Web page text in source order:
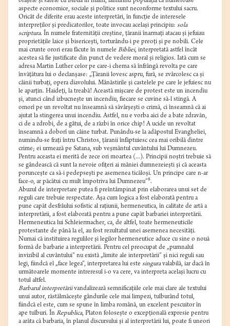
aspecte economice, sociale şi politice sunt neconforme textului sacru.
Oricât de diferite erau aceste interpretări, în funcţie de interesele
interpreţilor şi predicatorilor, toate invocau acelaşi principiu: sola
scriptura. În numele fraternităţii creştine, ţăranii înarmaţi atacau şi jefuiau
proprietăţile laice şi bisericeşti, torturându-i pe preoţi şi pe nobili. Cele
mai crunte orori erau făcute în numele Bibliei, interpretată astfel încât
acestea să fie justificate din punct de vedere moral şi religios. Iată cum se
adresa Martin Luther celor pe care-i chema să înfrângă revolta pe care
învăţătura lui o declanşase: „Ţăranii lovesc aspru, fură, se zvârcolesc ca şi
câinii turbaţi, opera diavolului. Mânăstirile şi castelele pe care le jefuiesc nu
le aparţin. Haideţi, la treabă! Această mişcare de protest este un incendiu
şi, atunci când izbucneşte un incendiu, fiecare se cuvine să-l stingă. A
omorî pe un revoltat nu înseamnă să săvârşeşti o crimă, ci înseamnă că ai
ajutat la stingerea unui incendiu. Astfel, nu e vorba aici de a bate zdravăn,
ci de a zdrobi, de a gâtui, de a răzbi în orice chip! A ucide un revoltat
înseamnă a doborî un câine turbat. Punându-se la adăpostul Evangheliei,
numindu-se fraţi întru Christos, ţăranii înfăptuiesc cea mai oribilă dintre
crime; ei urmează pe Satana, sub veşmântul cuvântului lui Dumnezeu.
Pentru aceasta ei merită de zece ori moartea (...). Principii noştri trebuie să
se gândească că sunt la nevoie ofiţeri ai mâniei dumnezeieşti şi că aceasta
porunceşte ca să-i pedepseşti pe asemenea ticăloşi. Un principe care n-ar
face-o, ar păcătui cu mult împotriva lui Dumnezeu”8.
Abuzul de interpretare putea fi preîntâmpinat prin elaborarea unui set de
reguli care trebuie respectate. Aşa cum logica a fost elaborată pentru a
pune capăt desfrâului sofistic al raţiunii, hermeneutica, în calitate de artă a
interpretării, a fost elaborată pentru a pune capăt barbariei interpretării.
Hermeneutica lui Schleiermacher, ca, de altfel, toate hermeneuticile
protestante de până la el, au fost rezultatul unei asemenea necesităţi.
Numai că instituirea regulilor şi legilor hermeneutice aduce cu sine o nouă
formă de barbarie a interpretării. Pentru cel preocupat de „pumnalul
invizibil al cuvântului” nu există „limite ale interpretării” şi nici reguli sau
legi, fiindcă el „face legea”, interpretarea lui este singuravalabilă, iar dacă în
următoarele momente intreresul i-o va cere, va interpreta acelaşi lucru cu
totul altfel.
Barbarul interpretăriivandalizează semnificaţiile cele mai clare ale textului
unui autor, răstălmăceşte gândurile cele mai limpezi, tulburând totul,
fiindcă el este, cum se spune în limba română, un excelent pescuitor în
ape tulburi. În Republica, Platon foloseşte o excepţională expresie pentru
a arăta că barbaria, în planul discursului şi al interpretării lui, poate fi uneori